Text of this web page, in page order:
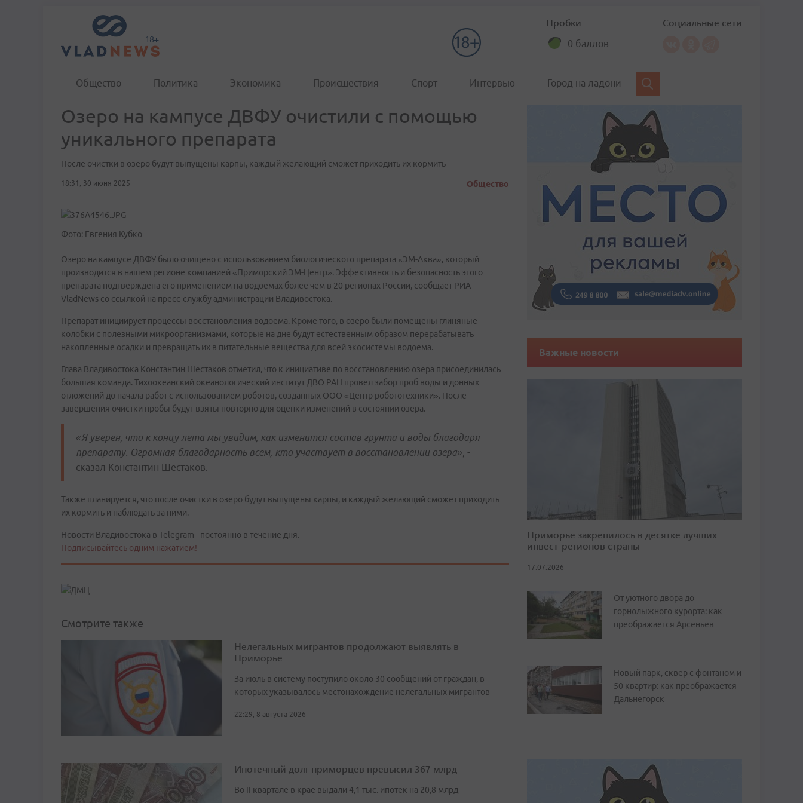
Пробки
0 баллов
Социальные сети
Общество Политика Экономика Происшествия Спорт Интервью Город на ладони
Озеро на кампусе ДВФУ очистили с помощью
уникального препарата
После очистки в озеро будут выпущены карпы, каждый желающий сможет приходить их кормить
18:31, 30 июня 2025 Общество
Фото: Евгения Кубко
Озеро на кампусе ДВФУ было очищено с использованием биологического препарата «ЭМ-Аква», который
производится в нашем регионе компанией «Приморский ЭМ-Центр». Эффективность и безопасность этого
препарата подтверждена его применением на водоемах более чем в 20 регионах России, сообщает РИА
VladNews со ссылкой на пресс-службу администрации Владивостока.
Препарат инициирует процессы восстановления водоема. Кроме того, в озеро были помещены глиняные
колобки с полезными микроорганизмами, которые на дне будут естественным образом перерабатывать
накопленные осадки и превращать их в питательные вещества для всей экосистемы водоема.
Глава Владивостока Константин Шестаков отметил, что к инициативе по восстановлению озера присоединилась
большая команда. Тихоокеанский океанологический институт ДВО РАН провел забор проб воды и донных
отложений до начала работ с использованием роботов, созданных ООО «Центр робототехники». После
завершения очистки пробы будут взяты повторно для оценки изменений в состоянии озера.
«Я уверен, что к концу лета мы увидим, как изменится состав грунта и воды благодаря
препарату. Огромная благодарность всем, кто участвует в восстановлении озера», -
сказал Константин Шестаков.
Также планируется, что после очистки в озеро будут выпущены карпы, и каждый желающий сможет приходить
их кормить и наблюдать за ними.
Новости Владивостока в Telegram - постоянно в течение дня.
Подписывайтесь одним нажатием!
Смотрите также
Нелегальных мигрантов продолжают выявлять в
Приморье
За июль в систему поступило около 30 сообщений от граждан, в
которых указывалось местонахождение нелегальных мигрантов
22:29, 8 августа 2026
Ипотечный долг приморцев превысил 367 млрд
Во II квартале в крае выдали 4,1 тыс. ипотек на 20,8 млрд
Важные новости
Приморье закрепилось в десятке лучших
инвест-регионов страны
17.07.2026
От уютного двора до
горнолыжного курорта: как
преображается Арсеньев
Новый парк, сквер с фонтаном и
50 квартир: как преображается
Дальнегорск